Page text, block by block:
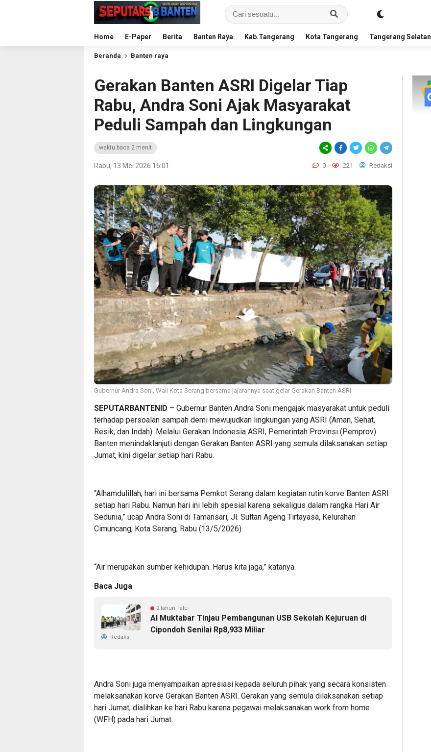
Home E-Paper Berita Banten Raya Kab.Tangerang Kota Tangerang Tangerang Selatan
Beranda Banten raya
Gerakan Banten ASRI Digelar Tiap
Rabu, Andra Soni Ajak Masyarakat
Peduli Sampah dan Lingkungan
waktu baca 2 menit
Rabu, 13 Mei 2026 16:01 0 221 Redaksi
Gubernur Andra Soni, Wali Kota Serang bersama jajarannya saat gelar Gerakan Banten ASRI.
SEPUTARBANTENID – Gubernur Banten Andra Soni mengajak masyarakat untuk peduli
terhadap persoalan sampah demi mewujudkan lingkungan yang ASRI (Aman, Sehat,
Resik, dan Indah). Melalui Gerakan Indonesia ASRI, Pemerintah Provinsi (Pemprov)
Banten menindaklanjuti dengan Gerakan Banten ASRI yang semula dilaksanakan setiap
Jumat, kini digelar setiap hari Rabu.
“Alhamdulillah, hari ini bersama Pemkot Serang dalam kegiatan rutin korve Banten ASRI
setiap hari Rabu. Namun hari ini lebih spesial karena sekaligus dalam rangka Hari Air
Sedunia,” ucap Andra Soni di Tamansari, Jl. Sultan Ageng Tirtayasa, Kelurahan
Cimuncang, Kota Serang, Rabu (13/5/2026).
“Air merupakan sumber kehidupan. Harus kita jaga,” katanya.
Baca Juga
2 tahun lalu
Al Muktabar Tinjau Pembangunan USB Sekolah Kejuruan di
Cipondoh Senilai Rp8,933 Miliar
Redaksi
Andra Soni juga menyampaikan apresiasi kepada seluruh pihak yang secara konsisten
melaksanakan korve Gerakan Banten ASRI. Gerakan yang semula dilaksanakan setiap
hari Jumat, dialihkan ke hari Rabu karena pegawai melaksanakan work from home
(WFH) pada hari Jumat.